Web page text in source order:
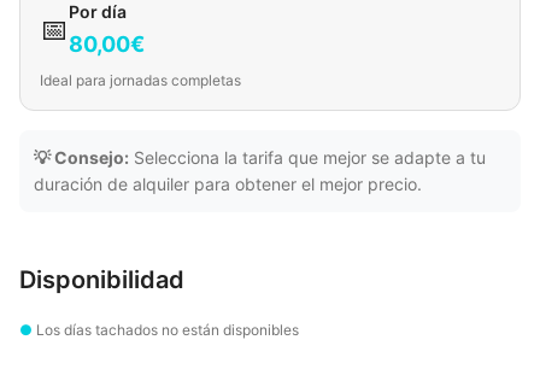
📅
Por día
80,00€
Ideal para jornadas completas
💡 Consejo: Selecciona la tarifa que mejor se adapte a tu
duración de alquiler para obtener el mejor precio.
Disponibilidad
● Los días tachados no están disponibles